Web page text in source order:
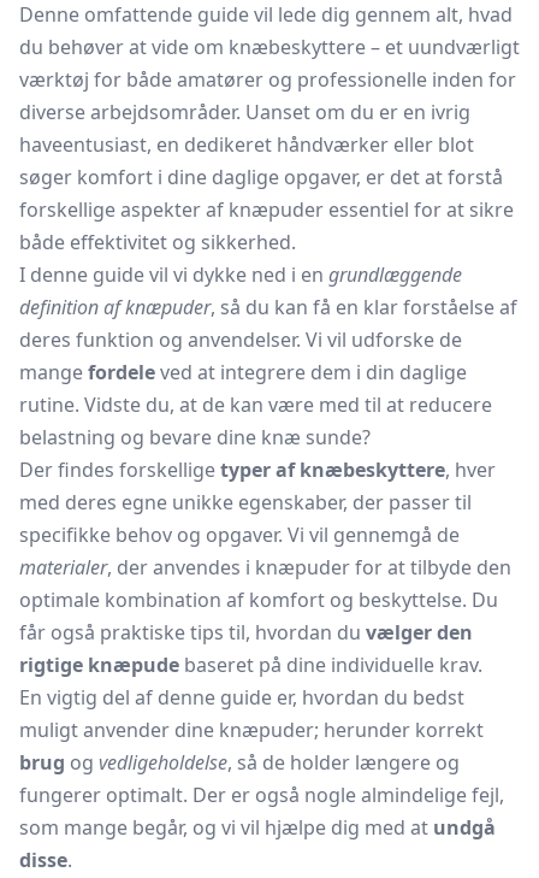
Denne omfattende guide vil lede dig gennem alt, hvad
du behøver at vide om knæbeskyttere – et uundværligt
værktøj for både amatører og professionelle inden for
diverse arbejdsområder. Uanset om du er en ivrig
haveentusiast, en dedikeret håndværker eller blot
søger komfort i dine daglige opgaver, er det at forstå
forskellige aspekter af knæpuder essentiel for at sikre
både effektivitet og sikkerhed.
I denne guide vil vi dykke ned i en grundlæggende
definition af knæpuder, så du kan få en klar forståelse af
deres funktion og anvendelser. Vi vil udforske de
mangefordeleved at integrere dem i din daglige
rutine. Vidste du, at de kan være med til at reducere
belastning og bevare dine knæ sunde?
Der findes forskelligetyper af knæbeskyttere, hver
med deres egne unikke egenskaber, der passer til
specifikke behov og opgaver. Vi vil gennemgå de
materialer, der anvendes i knæpuder for at tilbyde den
optimale kombination af komfort og beskyttelse. Du
får også praktiske tips til, hvordan du vælger den
rigtige knæpude baseret på dine individuelle krav.
En vigtig del af denne guide er, hvordan du bedst
muligt anvender dine knæpuder; herunder korrekt
brug og vedligeholdelse, så de holder længere og
fungerer optimalt. Der er også nogle almindelige fejl,
som mange begår, og vi vil hjælpe dig med at undgå
disse.